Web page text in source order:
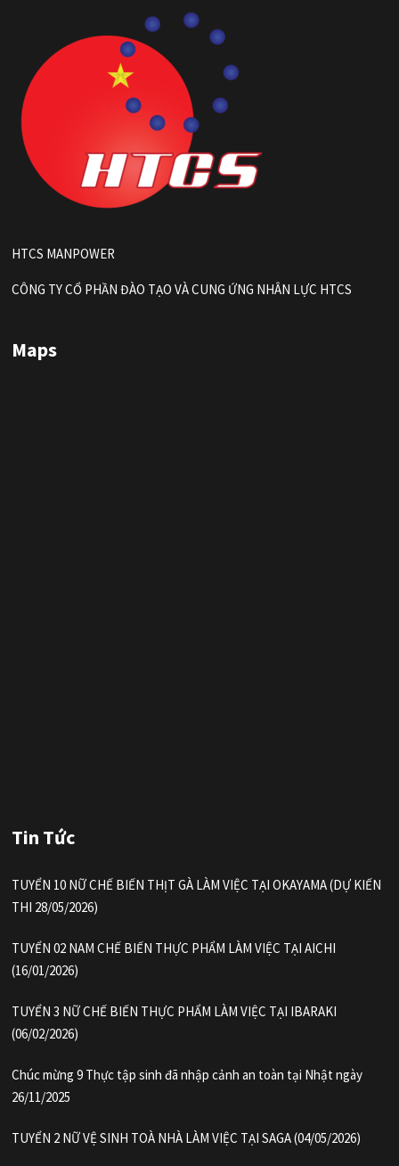
HTCS MANPOWER
CÔNG TY CỔ PHẦN ĐÀO TẠO VÀ CUNG ỨNG NHÂN LỰC HTCS
Maps
Tin Tức
TUYỂN 10 NỮ CHẾ BIẾN THỊT GÀ LÀM VIỆC TẠI OKAYAMA (DỰ KIẾN
THI 28/05/2026)
TUYỂN 02 NAM CHẾ BIẾN THỰC PHẨM LÀM VIỆC TẠI AICHI
(16/01/2026)
TUYỂN 3 NỮ CHẾ BIẾN THỰC PHẨM LÀM VIỆC TẠI IBARAKI
(06/02/2026)
Chúc mừng 9 Thực tập sinh đã nhập cảnh an toàn tại Nhật ngày
26/11/2025
TUYỂN 2 NỮ VỆ SINH TOÀ NHÀ LÀM VIỆC TẠI SAGA (04/05/2026)